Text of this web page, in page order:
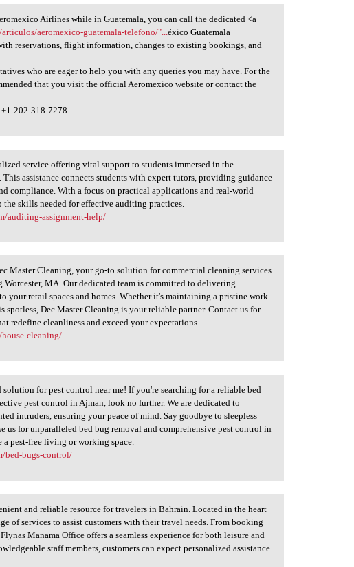
Airlines while in Guatemala, you can call the dedicated <a
aeromexico-guatemala-telefono/"...éxico Guatemala
reservations, flight information, changes to existing bookings, and
who are eager to help you with any queries you may have. For the
that you visit the official Aeromexico website or contact the
202-318-7278.
service offering vital support to students immersed in the
assistance connects students with expert tutors, providing guidance
compliance. With a focus on practical applications and real-world
the skills needed for effective auditing practices.
auditing-assignment-help/
Master Cleaning, your go-to solution for commercial cleaning services
Worcester, MA. Our dedicated team is committed to delivering
your retail spaces and homes. Whether it's maintaining a pristine work
spotless, Dec Master Cleaning is your reliable partner. Contact us for
redefine cleanliness and exceed your expectations.
cleaning/
for pest control near me! If you're searching for a reliable bed
pest control in Ajman, look no further. We are dedicated to
intruders, ensuring your peace of mind. Say goodbye to sleepless
us for unparalleled bed bug removal and comprehensive pest control in
pest-free living or working space.
bed-bugs-control/
a
and reliable resource for travelers in Bahrain. Located in the heart
of services to assist customers with their travel needs. From booking
Manama Office offers a seamless experience for both leisure and
staff members, customers can expect personalized assistance